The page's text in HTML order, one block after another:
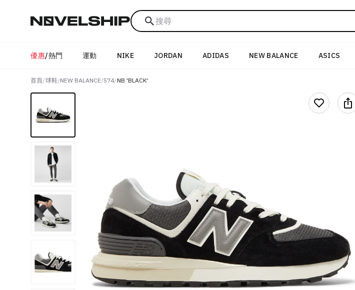
搜尋
優惠/熱門 運動 NIKE JORDAN ADIDAS NEW BALANCE ASICS
首頁/球鞋/NEW BALANCE/574/NB 'BLACK'